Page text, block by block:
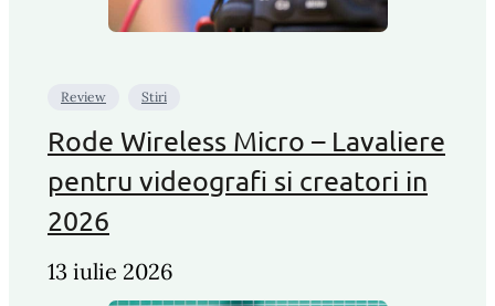
Review Stiri
Rode Wireless Micro – Lavaliere
pentru videografi si creatori in
2026
13 iulie 2026